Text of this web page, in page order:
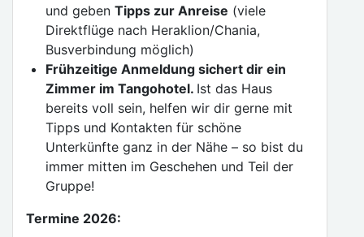
und geben Tipps zur Anreise (viele
Direktflüge nach Heraklion/Chania,
Busverbindung möglich)
Frühzeitige Anmeldung sichert dir ein
Zimmer im Tangohotel. Ist das Haus
bereits voll sein, helfen wir dir gerne mit
Tipps und Kontakten für schöne
Unterkünfte ganz in der Nähe – so bist du
immer mitten im Geschehen und Teil der
Gruppe!
Termine 2026: